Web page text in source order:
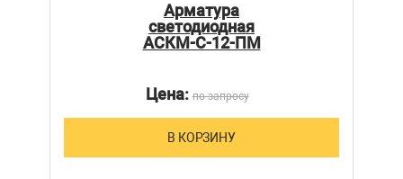
Арматура
светодиодная
АСКМ-С-12-ПМ
Цена:по запросу
В КОРЗИНУ